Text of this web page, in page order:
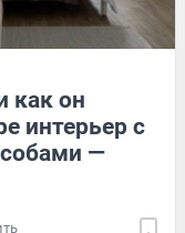
как он
интерьер с
—